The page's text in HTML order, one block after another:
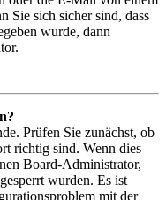
Sie sich sicher sind, dass
wurde, dann
Prüfen Sie zunächst, ob
richtig sind. Wenn dies
Board-Administrator,
wurden. Es ist
mit der